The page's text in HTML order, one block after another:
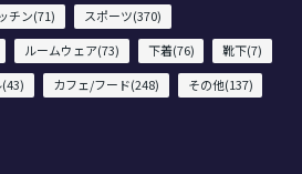
チン(71)
スポーツ(370)
ルームウェア(73) 下着(76)
靴下(7)
カフェ/フード(248) その他(137)